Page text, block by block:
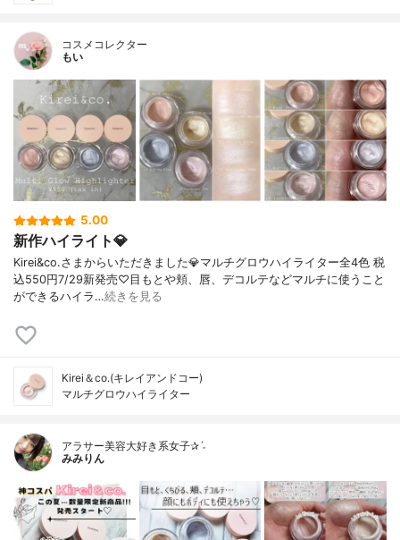
コスメコレクター
もい
5.00
新作ハイライト💎
Kirei&co.さまからいただきました💎マルチグロウハイライター全4色 税
込550円7/29新発売♡目もとや頬、唇、デコルテなどマルチに使うこと
ができるハイラ…続きを見る
Kirei＆co.(キレイアンドコー)
マルチグロウハイライター
アラサー美容大好き系女子✰ˊ˗
みみりん